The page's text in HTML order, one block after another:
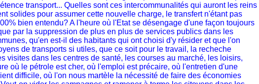
transport... Quelles sont ces intercommunalités qui auront les reins
solides pour assumer cette nouvelle charge, le transfert n'étant pas
bien entendu? A l'heure où l'Etat se désengage d'une façon toujours
par la suppression de plus en plus de services publics dans les
qu'en est-il des habitants qui ont choisi d'y résider et que l'on
de transports si utiles, que ce soit pour le travail, la recheche
visites dans les centres de santé, les courses au marché, les loisirs,
où le pétrole est cher, où l'emploi est précaire, où l'entretien d'une
difficile, où l'on nous martèle la nécessité de faire des économies